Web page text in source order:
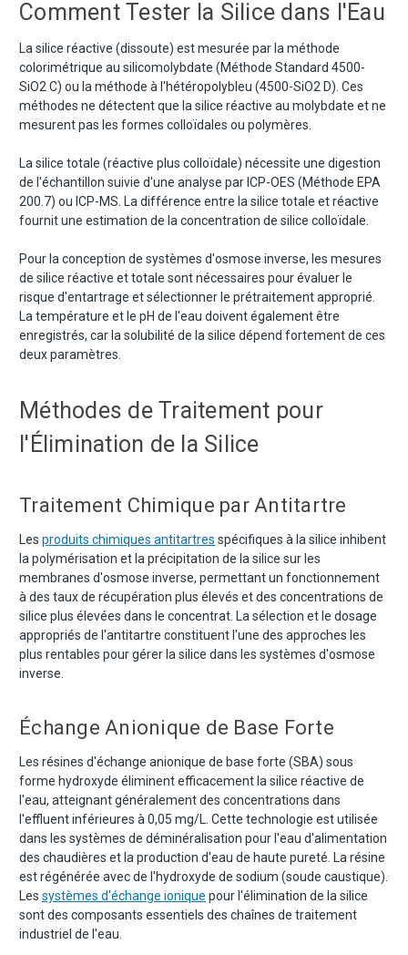
Comment Tester la Silice dans l'Eau
La silice réactive (dissoute) est mesurée par la méthode
colorimétrique au silicomolybdate (Méthode Standard 4500-
SiO2 C) ou la méthode à l'hétéropolybleu (4500-SiO2 D). Ces
méthodes ne détectent que la silice réactive au molybdate et ne
mesurent pas les formes colloïdales ou polymères.
La silice totale (réactive plus colloïdale) nécessite une digestion
de l'échantillon suivie d'une analyse par ICP-OES (Méthode EPA
200.7) ou ICP-MS. La différence entre la silice totale et réactive
fournit une estimation de la concentration de silice colloïdale.
Pour la conception de systèmes d'osmose inverse, les mesures
de silice réactive et totale sont nécessaires pour évaluer le
risque d'entartrage et sélectionner le prétraitement approprié.
La température et le pH de l'eau doivent également être
enregistrés, car la solubilité de la silice dépend fortement de ces
deux paramètres.
Méthodes de Traitement pour
l'Élimination de la Silice
Traitement Chimique par Antitartre
Les produits chimiques antitartres spécifiques à la silice inhibent
la polymérisation et la précipitation de la silice sur les
membranes d'osmose inverse, permettant un fonctionnement
à des taux de récupération plus élevés et des concentrations de
silice plus élevées dans le concentrat. La sélection et le dosage
appropriés de l'antitartre constituent l'une des approches les
plus rentables pour gérer la silice dans les systèmes d'osmose
inverse.
Échange Anionique de Base Forte
Les résines d'échange anionique de base forte (SBA) sous
forme hydroxyde éliminent efficacement la silice réactive de
l'eau, atteignant généralement des concentrations dans
l'effluent inférieures à 0,05 mg/L. Cette technologie est utilisée
dans les systèmes de déminéralisation pour l'eau d'alimentation
des chaudières et la production d'eau de haute pureté. La résine
est régénérée avec de l'hydroxyde de sodium (soude caustique).
Les systèmes d'échange ionique pour l'élimination de la silice
sont des composants essentiels des chaînes de traitement
industriel de l'eau.